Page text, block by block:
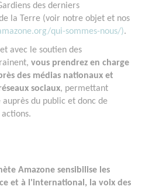
des derniers
la Terre (voir notre objet et nos
qui-sommes-nous/).
avec le soutien des
vous prendrez en charge
des médias nationaux et
sociaux, permettant
du public et donc de
Amazone sensibilise les
et à l'international, la voix des